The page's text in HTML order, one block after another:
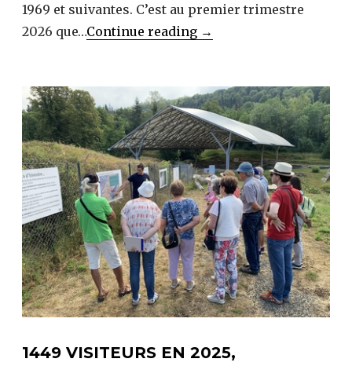
1969 et suivantes. C’est au premier trimestre
2026 que…Continue reading 96
exportation
temporaire
en
Suisse
→
1449 VISITEURS EN 2025,